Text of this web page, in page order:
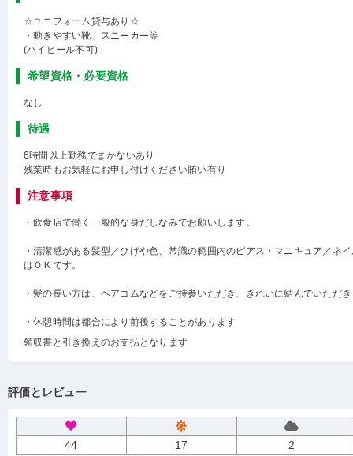
☆ユニフォーム貸与あり☆
・動きやすい靴、スニーカー等
(ハイヒール不可)
希望資格・必要資格
なし
待遇
6時間以上勤務でまかないあり
残業時もお気軽にお申し付けください賄い有り
注意事項
・飲食店で働く一般的な身だしなみでお願いします。
・清潔感がある髪型／ひげや色、常識の範囲内のピアス・マニキュア／ネ
はＯＫです。
・髪の長い方は、ヘアゴムなどをご持参いただき、きれいに結んでいただ
・休憩時間は都合により前後することがあります
領収書と引き換えのお支払となります
評価とレビュー
44 17 2